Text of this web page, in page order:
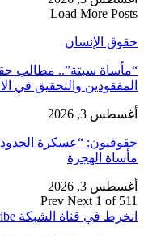
Load More Posts
حقوق الإنسان
“مأساة سبتة”.. مطالب
المفقودين والتحقيق في
أغسطس 3, 2026
حقوقيون: “عسكرة
مأساة الهجرة
أغسطس 3, 2026
Prev Next 1 of 511
انخرط في قناة الشبكة